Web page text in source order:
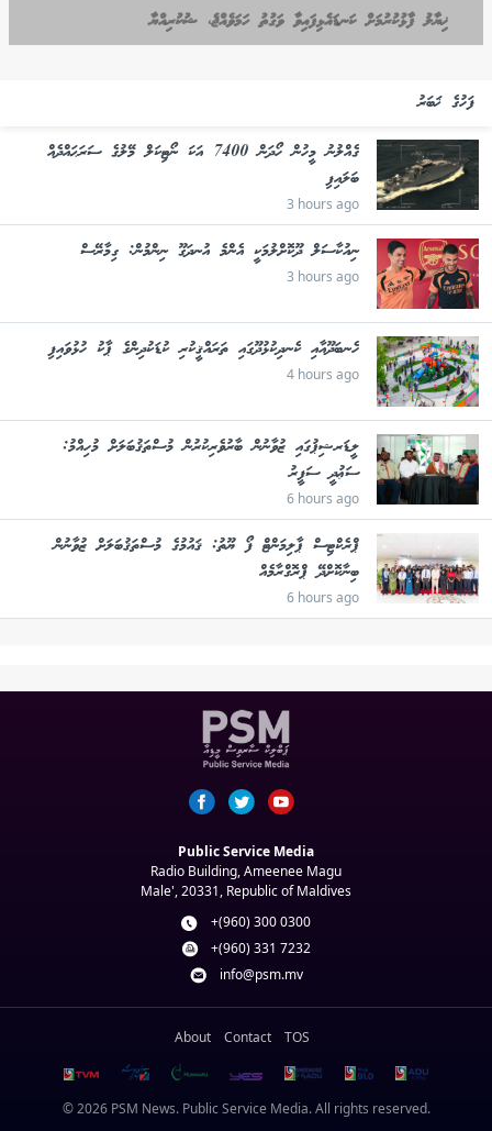
ޚިޔާލު ފާޅުކުރުމަށް ކަނޑައެޅިފައިވާ ވަގުތު ހަމަވެއްޖެ، ޝުކުރިއްޔާ
ފަހުގެ ޚަބަރު
ގެއްލުނު މީހުން ހޯދަން 7400 އަކަ ނޯޓިކަލް މޭލުގެ ސަރަޙައްދެއް
ބަލައިފި
3 hours ago
ނިއުކާސަލް ދޫކޮށްލުމަކީ އެންމެ އުނދަގޫ ނިންމުން: ގިމާރޭސް
3 hours ago
ހެނބަދޫއާއި ކެނދިކުޅުދޫގައި ތަރައްޤީކުރި ކުޑަކުދިންގެ ޕާކު ހުޅުވައިފި
4 hours ago
ލީޑަރޝިޕުގައި ޒުވާނުން ބާރުވެރިކުރުން މުސްތަޤުބަލަށް މުހިއްމު:
ސަޢުދީ ސަފީރު
6 hours ago
ޕްރެކްޓިސް ޕާލިމަންޓް ފޯ ޔޫތު: ޤައުމުގެ މުސްތަޤުބަލަށް ޒުވާނުން
ބިނާކޮށްދޭ ޕްރޮގްރާމެއް
6 hours ago
Public Service Media
Radio Building, Ameenee Magu
Male', 20331, Republic of Maldives
+(960) 300 0300
+(960) 331 7232
info@psm.mv
About Contact TOS
© 2026 PSM News. Public Service Media. All rights reserved.